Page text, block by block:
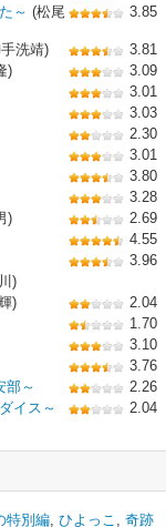
～ (松尾
3.85
洗靖)
3.81
)
3.09
3.01
3.03
2.30
3.01
3.80
3.28
)
2.69
4.55
3.96
)
)
2.04
1.70
3.10
3.76
部～
2.26
イス～
2.04
特別編, ひよっこ , 奇跡